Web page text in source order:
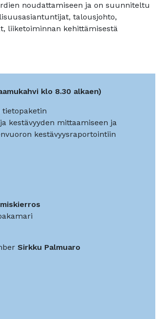
noudattamiseen ja on suunniteltu
talousjohto,
liiketoiminnan kehittämisestä
klo 8.30 alkaen)
tietopaketin
kestävyyden mittaamiseen ja
kestävyysraportointiin
Sirkku Palmuaro